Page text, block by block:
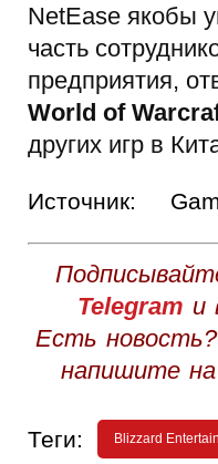
NetEase якобы
часть
предприятия,
World of
других игр в
Источник:
Telegram и
Есть
напишите на
Теги: Blizzard